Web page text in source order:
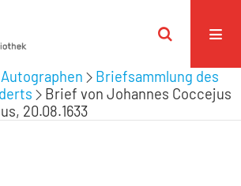
Briefsammlung des
Brief von Johannes Coccejus
20.08.1633